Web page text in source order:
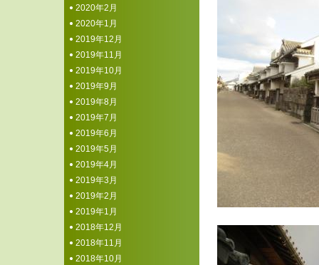
2020年2月
2020年1月
2019年12月
2019年11月
2019年10月
2019年9月
2019年8月
2019年7月
2019年6月
2019年5月
2019年4月
2019年3月
2019年2月
2019年1月
2018年12月
2018年11月
2018年10月